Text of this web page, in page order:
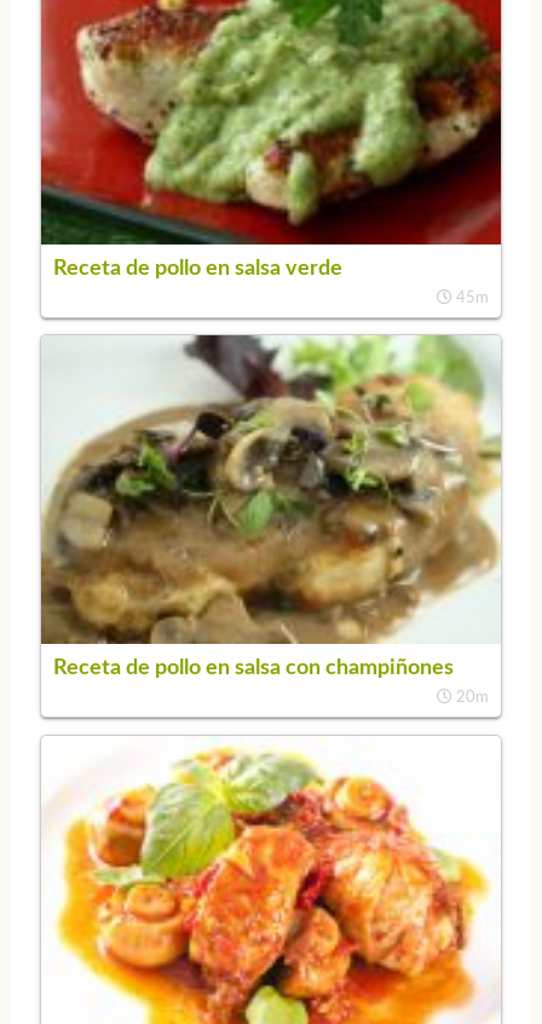
Receta de pollo en salsa verde
45m
Receta de pollo en salsa con champiñones
20m